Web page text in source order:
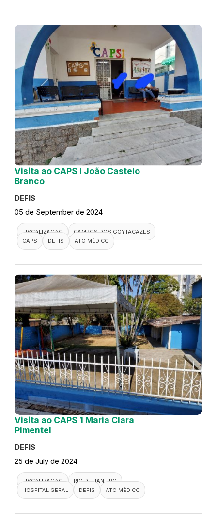
Visita ao CAPS I João Castelo
Branco
DEFIS
05 de September de 2024
FISCALIZAÇÃO
CAMPOS DOS GOYTACAZES
CAPS
DEFIS ATO MÉDICO
Visita ao CAPS 1 Maria Clara
Pimentel
DEFIS
25 de July de 2024
FISCALIZAÇÃO
RIO DE JANEIRO
HOSPITAL GERAL
DEFIS ATO MÉDICO